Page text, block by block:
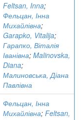
Feltsan, Inna;
Фельцан, Інна
Михайлівна;
Garapko, Vitalija;
Гарапко, Віталія
Іванівна; Malinovska,
Diana;
Малиновська, Діана
Павлівна
Фельцан, Інна
Михайлівна; Feltsan,